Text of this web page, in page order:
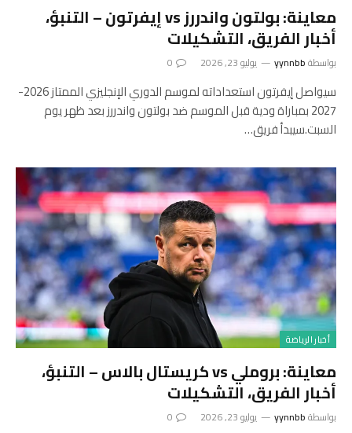
معاينة: بولتون واندررز vs إيفرتون – التنبؤ،
أخبار الفريق، التشكيلات
بواسطةyynnbb يوليو 23, 2026 0
سيواصل إيفرتون استعداداته لموسم الدوري الإنجليزي الممتاز 2026-
2027 بمباراة ودية قبل الموسم ضد بولتون واندررز بعد ظهر يوم
السبت.سيبدأ فريق…
أخبار الرياضة
معاينة: بروملي vs كريستال بالاس – التنبؤ،
أخبار الفريق، التشكيلات
بواسطةyynnbb يوليو 23, 2026 0